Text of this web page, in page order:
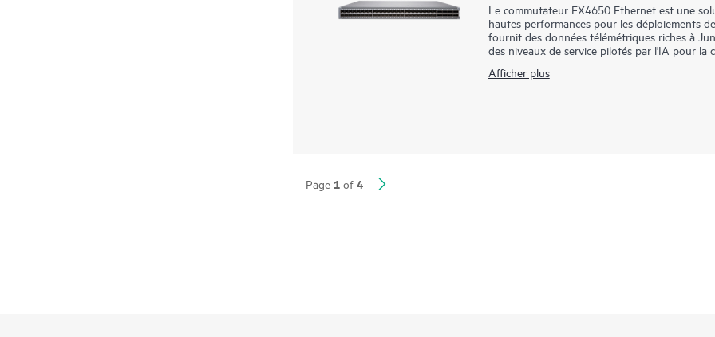
Le commutateur EX4650 Ethernet est une
hautes performances pour les déploiements
fournit des données télémétriques riches à
des niveaux de service pilotés par l'IA pour la
Le EX4650 est prêt pour le cloud et
cloud de la plateforme Mist rationalise le
Marvis AI simplifie les opérations et améliore
Afficher plus
Page 1 of 4